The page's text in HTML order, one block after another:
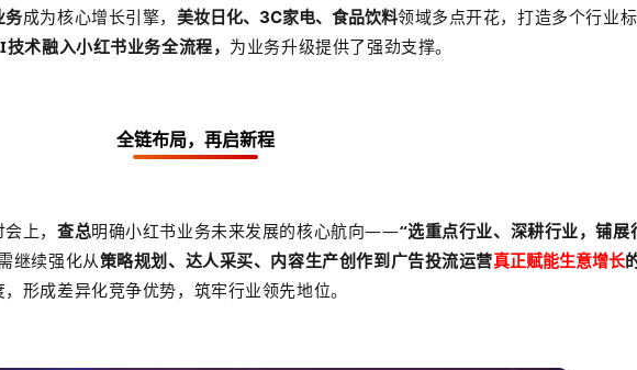
务成为核心增长引擎，美妆日化、3C家电、食品饮料领域多点开花，打造多个行业
技术融入小红书业务全流程， 为业务升级提供了强劲支撑。
全链布局，再启新程
上， 查总明确小红书业务未来发展的核心航向——“选重点行业、深耕行业，铺展
继续强化从策略规划、 达人采买、内容生产创作到广告投流运营真正赋能生意增长
形成差异化竞争优势，筑牢行业领先地位。